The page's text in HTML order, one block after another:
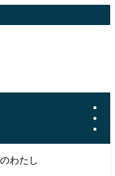
わたし